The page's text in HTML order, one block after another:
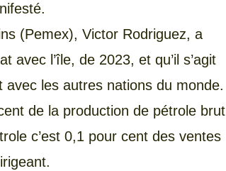
(Pemex), Victor Rodriguez, a
avec l’île, de 2023, et qu’il s’agit
avec les autres nations du monde.
de la production de pétrole brut
c’est 0,1 pour cent des ventes